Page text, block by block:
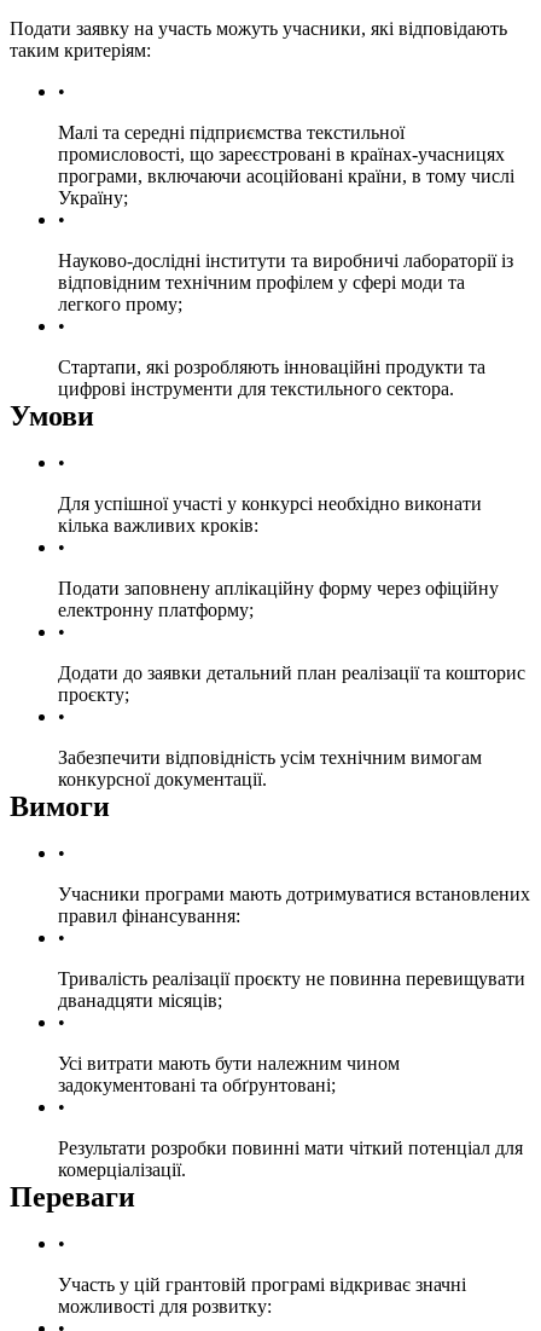
Подати заявку на участь можуть учасники, які відповідають
таким критеріям:
Малі та середні підприємства текстильної
промисловості, що зареєстровані в країнах-учасницях
програми, включаючи асоційовані країни, в тому числі
Україну;
Науково-дослідні інститути та виробничі лабораторії із
відповідним технічним профілем у сфері моди та
легкого прому;
Стартапи, які розробляють інноваційні продукти та
цифрові інструменти для текстильного сектора.
Умови
Для успішної участі у конкурсі необхідно виконати
кілька важливих кроків:
Подати заповнену аплікаційну форму через офіційну
електронну платформу;
Додати до заявки детальний план реалізації та кошторис
проєкту;
Забезпечити відповідність усім технічним вимогам
конкурсної документації.
Вимоги
Учасники програми мають дотримуватися встановлених
правил фінансування:
Тривалість реалізації проєкту не повинна перевищувати
дванадцяти місяців;
Усі витрати мають бути належним чином
задокументовані та обґрунтовані;
Результати розробки повинні мати чіткий потенціал для
комерціалізації.
Переваги
Участь у цій грантовій програмі відкриває значні
можливості для розвитку: